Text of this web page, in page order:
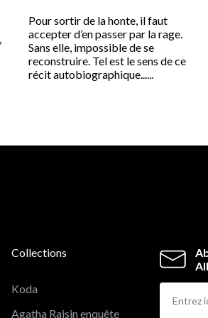
Pour sortir de la honte, il faut
accepter d’en passer par la rage.
Sans elle, impossible de se
reconstruire. Tel est le sens de ce
récit autobiographique......
Collections
Koda
Agatha Raisin enquête